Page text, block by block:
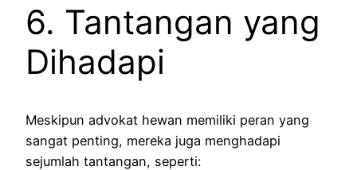
6. Tantangan yang
Dihadapi
Meskipun advokat hewan memiliki peran yang
sangat penting, mereka juga menghadapi
sejumlah tantangan, seperti: